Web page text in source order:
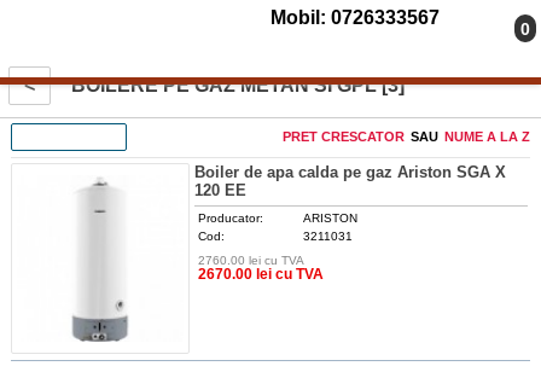
Mobil: 0726333567
0
< BOILERE PE GAZ METAN SI GPL [3]
NUME A LA Z
SAU
PRET CRESCATOR
Boiler de apa calda pe gaz Ariston SGA X
120 EE
Producator:
ARISTON
Cod:
3211031
2760.00 lei cu TVA
2670.00 lei cu TVA